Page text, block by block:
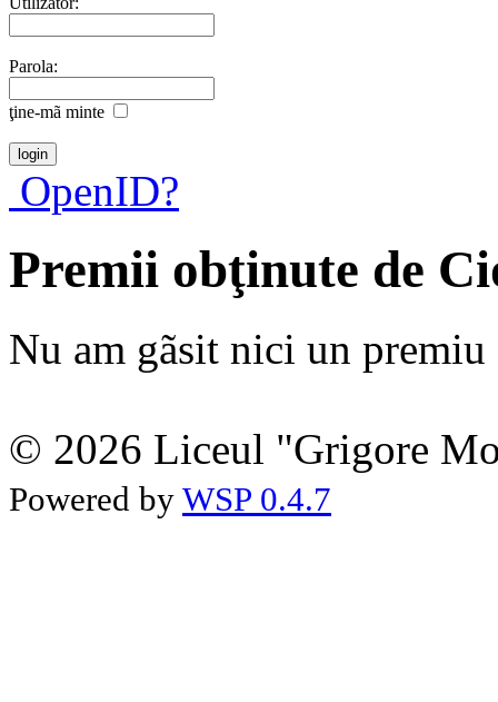
Parola:
ţine-mã minte
OpenID?
Premii obţinute de
Nu am gãsit nici un premiu
© 2026 Liceul "Grigore
Powered by WSP 0.4.7